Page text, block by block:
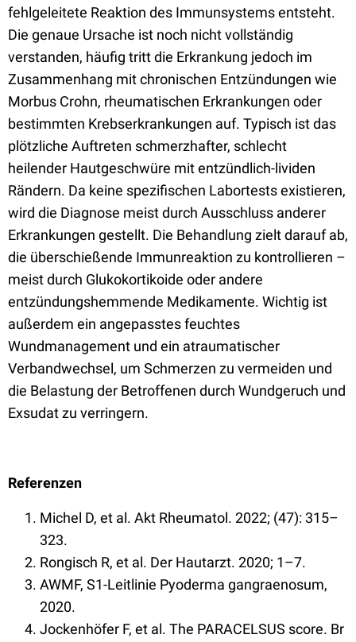
fehlgeleitete Reaktion des Immunsystems entsteht.
Die genaue Ursache ist noch nicht vollständig
verstanden, häufig tritt die Erkrankung jedoch im
Zusammenhang mit chronischen Entzündungen wie
Morbus Crohn, rheumatischen Erkrankungen oder
bestimmten Krebserkrankungen auf. Typisch ist das
plötzliche Auftreten schmerzhafter, schlecht
heilender Hautgeschwüre mit entzündlich-lividen
Rändern. Da keine spezifischen Labortests existieren,
wird die Diagnose meist durch Ausschluss anderer
Erkrankungen gestellt. Die Behandlung zielt darauf ab,
die überschießende Immunreaktion zu kontrollieren –
meist durch Glukokortikoide oder andere
entzündungshemmende Medikamente. Wichtig ist
außerdem ein angepasstes feuchtes
Wundmanagement und ein atraumatischer
Verbandwechsel, um Schmerzen zu vermeiden und
die Belastung der Betroffenen durch Wundgeruch und
Exsudat zu verringern.
Referenzen
Michel D, et al. Akt Rheumatol. 2022; (47): 315–
323.
Rongisch R, et al. Der Hautarzt. 2020; 1–7.
AWMF, S1-Leitlinie Pyoderma gangraenosum,
2020.
Jockenhöfer F, et al. The PARACELSUS score. Br